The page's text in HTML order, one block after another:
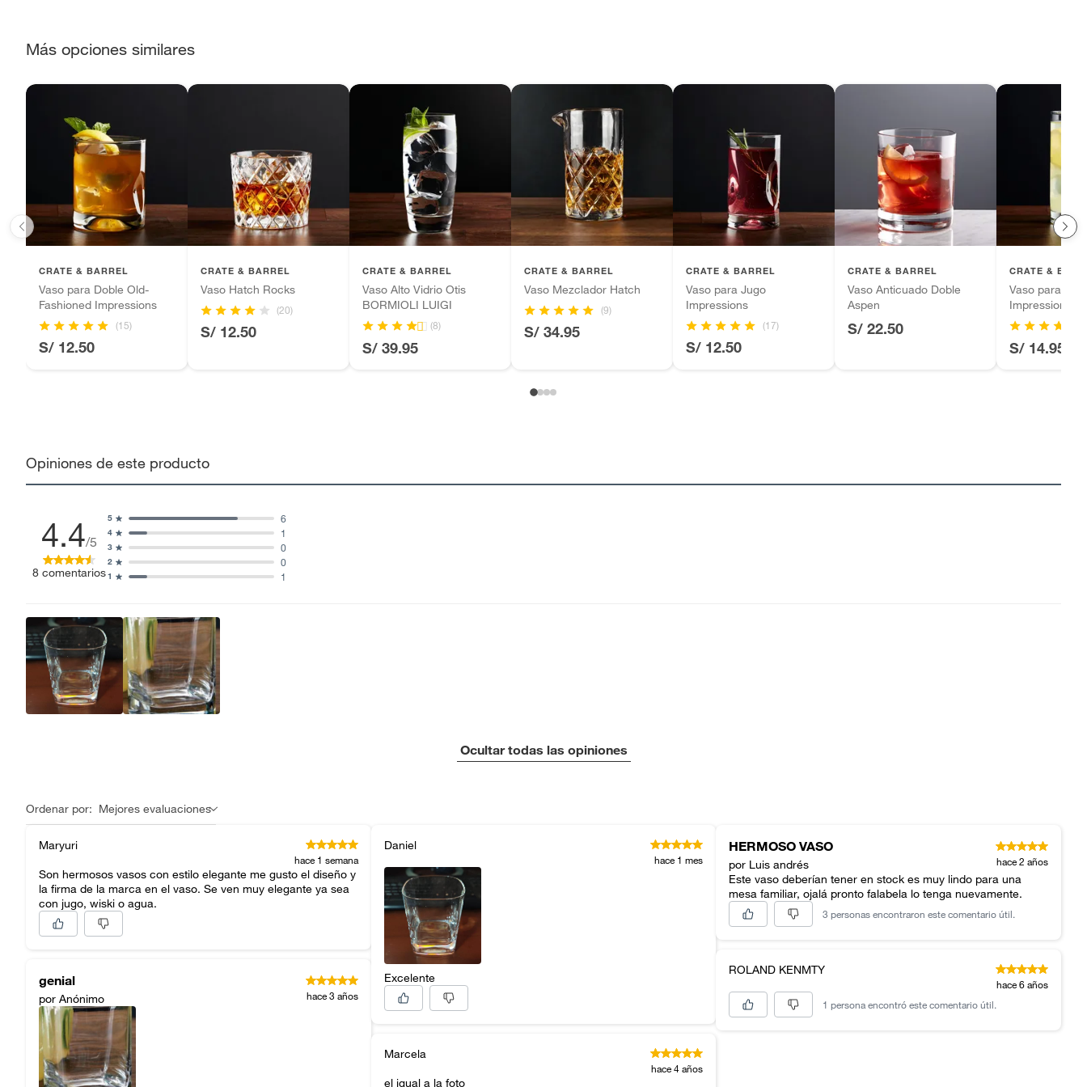
Pinturas de color a pedido.
Plantas.
Baterías de auto.
Motocicletas y bicicletas motorizadas.
Licores y cigarros electrónicos.
Más opciones similares
CRATE & BARREL
Vaso para Doble Old-
Fashioned Impressions
(15)
S/ 12.50
CRATE & BARREL
Vaso Hatch Rocks
(20)
S/ 12.50
CRATE & BARREL
Vaso Alto Vidrio Otis
BORMIOLI LUIGI
(8)
S/ 39.95
CRATE & BARREL
Vaso Mezclador Hatch
(9)
S/ 34.95
CRATE & BARREL
Vaso para Jugo
Impressions
(17)
S/ 12.50
CRATE & BARREL
Vaso Anticuado Doble
Aspen
S/ 22.50
CRATE &
Vaso para
Impressions
S/ 14.95
Opiniones de este producto
4.4/5
8 comentarios1 1
2 0
3 0
4 1
5 6
Ocultar todas las opiniones
Ordenar por: Mejores evaluaciones
Maryuri
hace 1 semana
Son hermosos vasos con estilo elegante me gusto el diseño y
la firma de la marca en el vaso. Se ven muy elegante ya sea
con jugo, wiski o agua.
genial
por Anónimo hace 3 años
Daniel
hace 1 mes
Excelente
Marcela
hace 4 años
el igual a la foto
HERMOSO VASO
por Luis andrés hace 2 años
Este vaso deberían tener en stock es muy lindo para una
mesa familiar, ojalá pronto falabela lo tenga nuevamente.
3 personas encontraron este comentario útil.
ROLAND KENMTY
hace 6 años
1 persona encontró este comentario útil.